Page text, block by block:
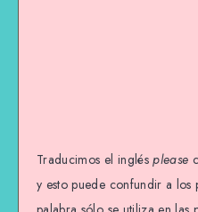
Traducimos el inglésplease
y esto puede confundir a los